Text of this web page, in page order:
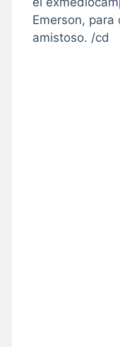
Emerson,
amistoso. /cd